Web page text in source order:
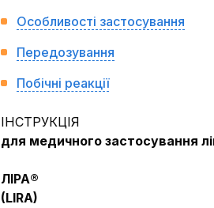
Особливості застосування
Передозування
Побічні реакції
ІНСТРУКЦІЯ
для медичного застосування
ЛІРА®
(LIRA)